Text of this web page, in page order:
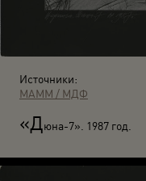
Источники:
МАММ / МДФ
«Дюна-7». 1987 год.